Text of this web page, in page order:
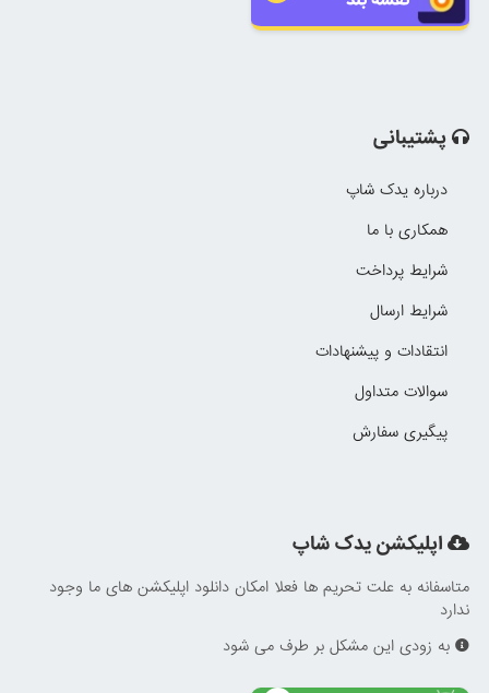
پشتیبانی
درباره یدک شاپ
همکاری با ما
شرایط پرداخت
شرایط ارسال
انتقادات و پیشنهادات
سوالات متداول
پیگیری سفارش
اپلیکشن یدک شاپ
متاسفانه به علت تحریم ها فعلا امکان دانلود اپلیکشن های ما وجود
ندارد
به زودی این مشکل بر طرف می شود